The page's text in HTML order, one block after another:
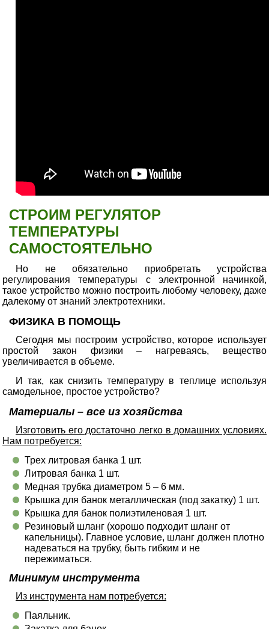
СТРОИМ РЕГУЛЯТОР
ТЕМПЕРАТУРЫ
САМОСТОЯТЕЛЬНО
Но не обязательно приобретать устройства
регулирования температуры с электронной начинкой,
такое устройство можно построить любому человеку, даже
далекому от знаний электротехники.
ФИЗИКА В ПОМОЩЬ
Сегодня мы построим устройство, которое использует
простой закон физики – нагреваясь, вещество
увеличивается в объеме.
И так, как снизить температуру в теплице используя
самодельное, простое устройство?
Материалы – все из хозяйства
Изготовить его достаточно легко в домашних условиях.
Нам потребуется:
Трех литровая банка 1 шт.
Литровая банка 1 шт.
Медная трубка диаметром 5 – 6 мм.
Крышка для банок металлическая (под закатку) 1 шт.
Крышка для банок полиэтиленовая 1 шт.
Резиновый шланг (хорошо подходит шланг от
капельницы). Главное условие, шланг должен плотно
надеваться на трубку, быть гибким и не
пережиматься.
Минимум инструмента
Из инструмента нам потребуется:
Паяльник.